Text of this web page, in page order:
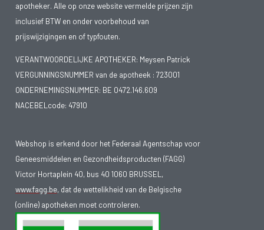
apotheker. Alle op onze website vermelde prijzen zijn
inclusief BTW en onder voorbehoud van
prijswijzigingen en of typfouten.
VERANTWOORDELIJKE APOTHEKER: Meysen Patrick
VERGUNNINGSNUMMER van de apotheek : 723001
ONDERNEMINGSNUMMER: BE 0472.146.609
NACEBELcode: 47910
Webshop is erkend door het Federaal Agentschap voor
Geneesmiddelen en Gezondheidsproducten (FAGG)
Victor Hortaplein 40, bus 40 1060 BRUSSEL,
www.fagg.be, dat de wettelikheid van de Belgische
(online) apotheken moet controleren.